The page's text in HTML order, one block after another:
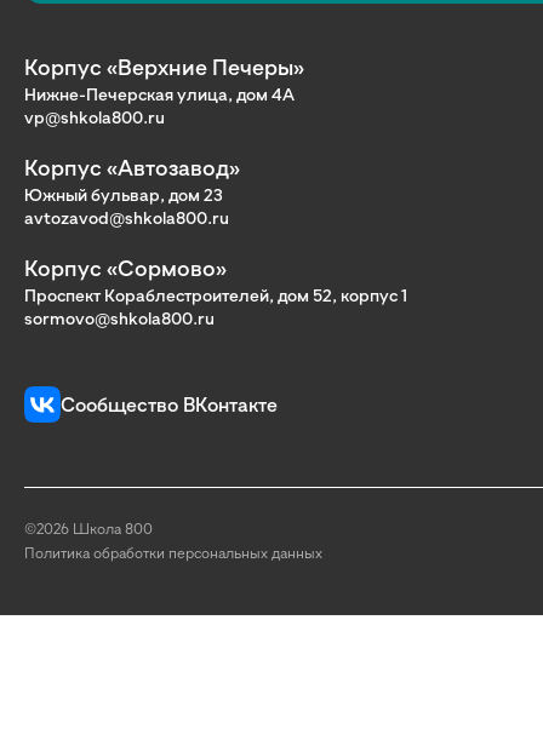
Корпус «Верхние Печеры»
Нижне-Печерская улица, дом 4А
vp@shkola800.ru
Корпус «Автозавод»
Южный бульвар, дом 23
avtozavod@shkola800.ru
Корпус «Сормово»
Проспект Кораблестроителей, дом 52, корпус 1
sormovo@shkola800.ru
Сообщество ВКонтакте
©2026 Школа 800
Политика обработки персональных данных